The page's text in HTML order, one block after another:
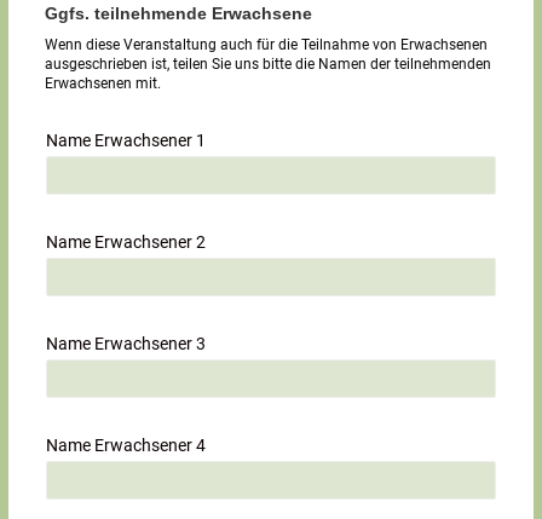
Ggfs. teilnehmende Erwachsene
Wenn diese Veranstaltung auch für die Teilnahme von Erwachsenen
ausgeschrieben ist, teilen Sie uns bitte die Namen der teilnehmenden
Erwachsenen mit.
Name Erwachsener 1
Name Erwachsener 2
Name Erwachsener 3
Name Erwachsener 4